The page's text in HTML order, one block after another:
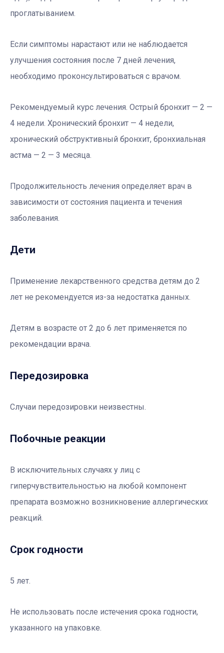
проглатыванием.
Если симптомы нарастают или не наблюдается
улучшения состояния после 7 дней лечения,
необходимо проконсультироваться с врачом.
Рекомендуемый курс лечения. Острый бронхит — 2 —
4 недели. Хронический бронхит — 4 недели,
хронический обструктивный бронхит, бронхиальная
астма — 2 — 3 месяца.
Продолжительность лечения определяет врач в
зависимости от состояния пациента и течения
заболевания.
Дети
Применение лекарственного средства детям до 2
лет не рекомендуется из-за недостатка данных.
Детям в возрасте от 2 до 6 лет применяется по
рекомендации врача.
Передозировка
Случаи передозировки неизвестны.
Побочные реакции
В исключительных случаях у лиц с
гиперчувствительностью на любой компонент
препарата возможно возникновение аллергических
реакций.
Срок годности
5 лет.
Не использовать после истечения срока годности,
указанного на упаковке.